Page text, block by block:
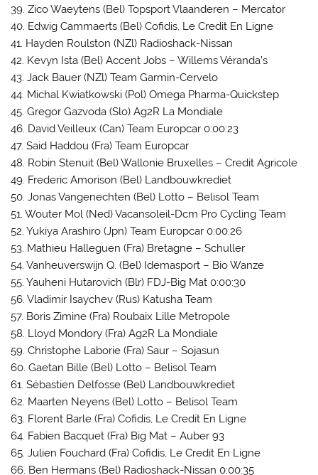
39. Zico Waeytens (Bel) Topsport Vlaanderen – Mercator
40. Edwig Cammaerts (Bel) Cofidis, Le Credit En Ligne
41. Hayden Roulston (NZl) Radioshack-Nissan
42. Kevyn Ista (Bel) Accent Jobs – Willems Véranda’s
43. Jack Bauer (NZl) Team Garmin-Cervelo
44. Michal Kwiatkowski (Pol) Omega Pharma-Quickstep
45. Gregor Gazvoda (Slo) Ag2R La Mondiale
46. David Veilleux (Can) Team Europcar 0:00:23
47. Said Haddou (Fra) Team Europcar
48. Robin Stenuit (Bel) Wallonie Bruxelles – Credit Agricole
49. Frederic Amorison (Bel) Landbouwkrediet
50. Jonas Vangenechten (Bel) Lotto – Belisol Team
51. Wouter Mol (Ned) Vacansoleil-Dcm Pro Cycling Team
52. Yukiya Arashiro (Jpn) Team Europcar 0:00:26
53. Mathieu Halleguen (Fra) Bretagne – Schuller
54. Vanheuverswijn Q. (Bel) Idemasport – Bio Wanze
55. Yauheni Hutarovich (Blr) FDJ-Big Mat 0:00:30
56. Vladimir Isaychev (Rus) Katusha Team
57. Boris Zimine (Fra) Roubaix Lille Metropole
58. Lloyd Mondory (Fra) Ag2R La Mondiale
59. Christophe Laborie (Fra) Saur – Sojasun
60. Gaetan Bille (Bel) Lotto – Belisol Team
61. Sébastien Delfosse (Bel) Landbouwkrediet
62. Maarten Neyens (Bel) Lotto – Belisol Team
63. Florent Barle (Fra) Cofidis, Le Credit En Ligne
64. Fabien Bacquet (Fra) Big Mat – Auber 93
65. Julien Fouchard (Fra) Cofidis, Le Credit En Ligne
66. Ben Hermans (Bel) Radioshack-Nissan 0:00:35